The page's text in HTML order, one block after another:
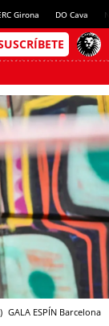
Girona DO Cava
GALA ESPÍN Barcelona